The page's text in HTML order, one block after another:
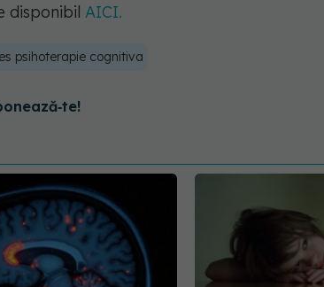
disponibil AICI.
psihoterapie cognitiva